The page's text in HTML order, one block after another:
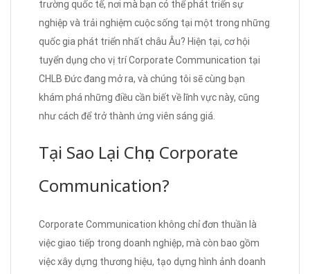
trường quốc tế, nơi mà bạn có thể phát triển sự
nghiệp và trải nghiệm cuộc sống tại một trong những
quốc gia phát triển nhất châu Âu? Hiện tại, cơ hội
tuyển dụng cho vị trí Corporate Communication tại
CHLB Đức đang mở ra, và chúng tôi sẽ cùng bạn
khám phá những điều cần biết về lĩnh vực này, cũng
như cách để trở thành ứng viên sáng giá.
Tại Sao Lại Chọn Corporate
Communication?
Corporate Communication không chỉ đơn thuần là
việc giao tiếp trong doanh nghiệp, mà còn bao gồm
việc xây dựng thương hiệu, tạo dựng hình ảnh doanh